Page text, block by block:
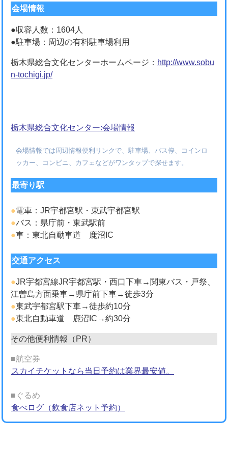
会場情報
●収容人数：1604人
●駐車場：周辺の有料駐車場利用
栃木県総合文化センターホームページ： http://www.sobu
n-tochigi.jp/
栃木県総合文化センター:会場情報
会場情報では周辺情報便利リンクで、駐車場、バス停、コインロ
ッカー、コンビニ、カフェなどがワンタップで探せます。
最寄り駅
●電車：JR宇都宮駅・東武宇都宮駅
●バス：県庁前・東武駅前
●車：東北自動車道 鹿沼IC
交通アクセス
●JR宇都宮線JR宇都宮駅・西口下車→関東バス・戸祭、
江曽島方面乗車→県庁前下車→徒歩3分
●東武宇都宮駅下車→徒歩約10分
●東北自動車道 鹿沼IC→約30分
その他便利情報（PR）
■航空券
スカイチケットなら当日予約は業界最安値。
■ぐるめ
食べログ（飲食店ネット予約）